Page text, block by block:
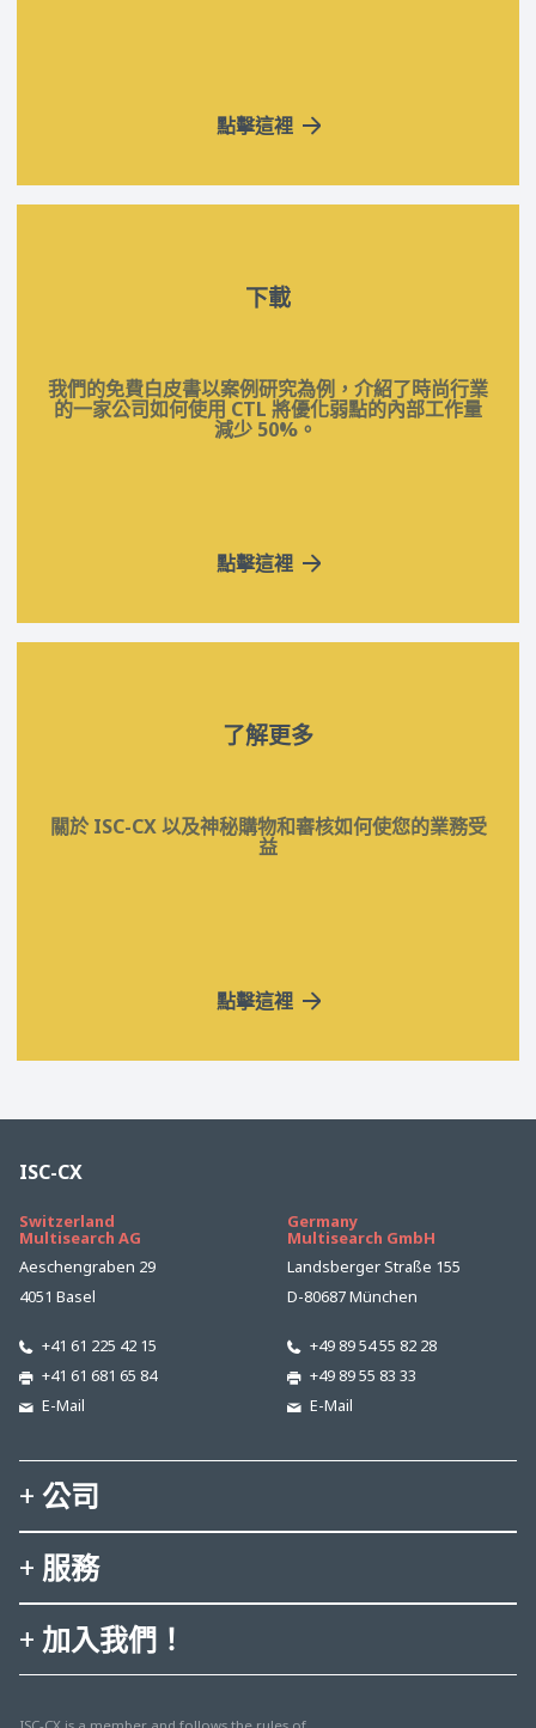
點擊這裡
下載
我們的免費白皮書以案例研究為例，介紹了時尚行業
的一家公司如何使用 CTL 將優化弱點的內部工作量
減少 50%。
點擊這裡
了解更多
關於 ISC-CX 以及神秘購物和審核如何使您的業務受
益
點擊這裡
ISC-CX
Switzerland
Multisearch AG
Aeschengraben 29
4051 Basel
+41 61 225 42 15
+41 61 681 65 84
E-Mail
Germany
Multisearch GmbH
Landsberger Straße 155
D-80687 München
+49 89 54 55 82 28
+49 89 55 83 33
E-Mail
公司
服務
加入我們！